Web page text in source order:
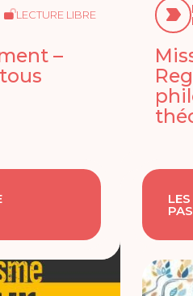
LECTURE LIBRE
–